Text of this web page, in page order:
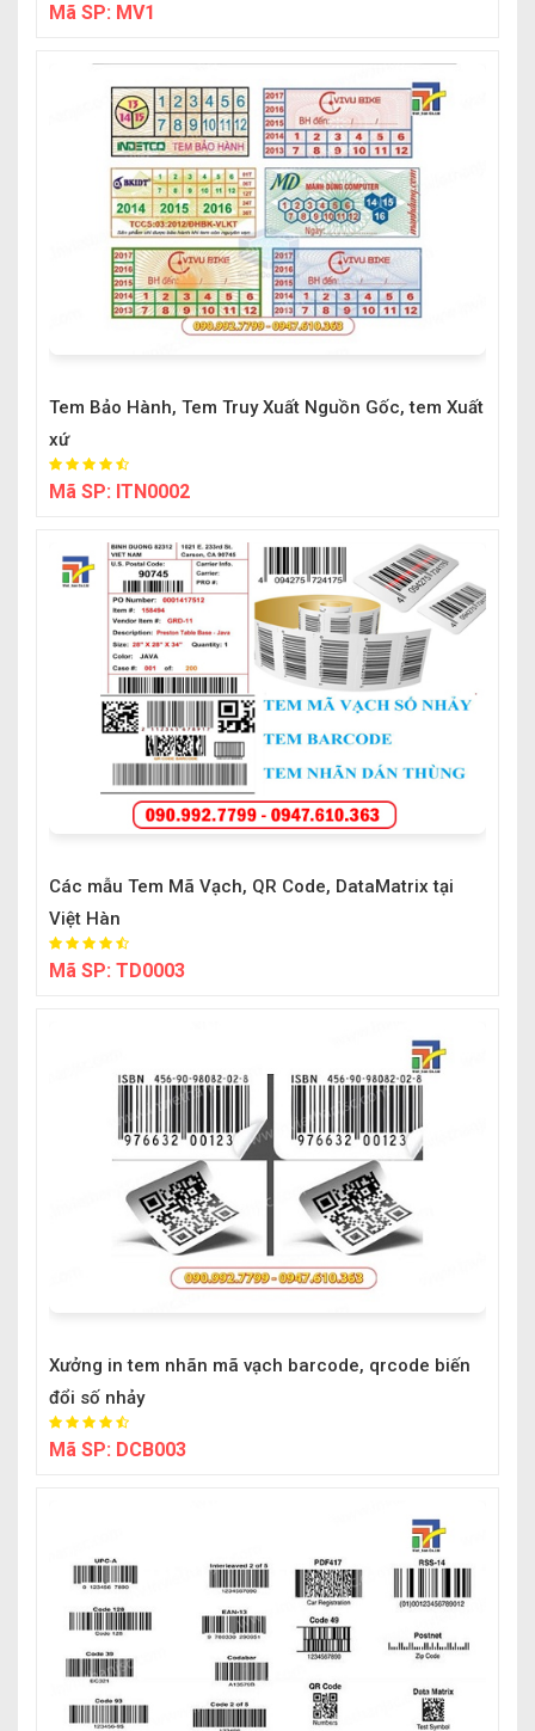
Mã SP: MV1
Tem Bảo Hành, Tem Truy Xuất Nguồn Gốc, tem Xuất
xứ
Mã SP: ITN0002
Các mẫu Tem Mã Vạch, QR Code, DataMatrix tại
Việt Hàn
Mã SP: TD0003
Xưởng in tem nhãn mã vạch barcode, qrcode biến
đổi số nhảy
Mã SP: DCB003